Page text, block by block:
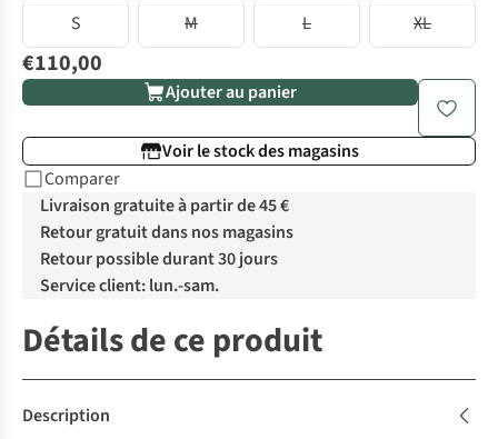
S
M L XL
€110,00
Ajouter au panier
Voir le stock des magasins
Comparer
Livraison gratuite à partir de 45 €
Retour gratuit dans nos magasins
Retour possible durant 30 jours
Service client: lun.-sam.
Détails de ce produit
Description